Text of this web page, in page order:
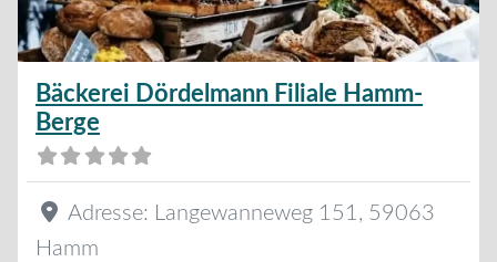
Bäckerei Dördelmann Filiale Hamm-
Berge
Adresse: Langewanneweg 151, 59063
Hamm